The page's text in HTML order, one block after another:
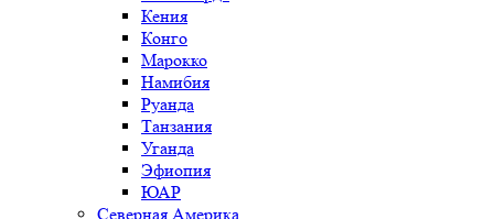
Кения
Конго
Марокко
Намибия
Руанда
Танзания
Уганда
Эфиопия
ЮАР
Северная Америка